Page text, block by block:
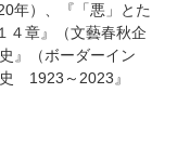
年）、『「悪」とた
章』（文藝春秋企
』（ボーダーイン
1923～2023』